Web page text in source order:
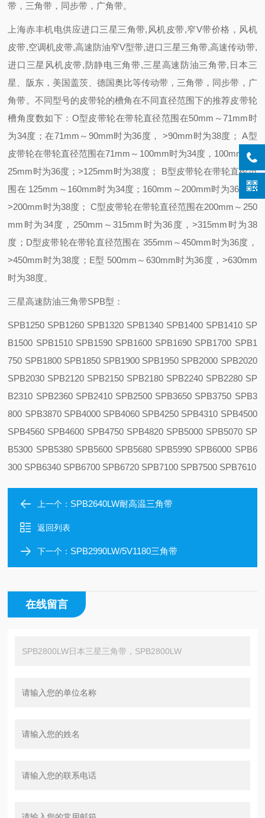
带，三角带，同步带，广角带。
上海赤丰机电供应进口三星三角带,风机皮带,窄V带价格，风机
皮带,空调机皮带,高速防油窄V型带,进口三星三角带,高速传动带,
进口三星风机皮带,防静电三角带,三星高速防油三角带,日本三
星、阪东，美国盖茨、德国奥比等传动带，三角带，同步带，广
角带。不同型号的皮带轮的槽角在不同直径范围下的推荐皮带轮
槽角度数如下：O型皮带轮在带轮直径范围在50mm～71mm时
为34度；在71mm～90mm时为36度， >90mm时为38度； A型
皮带轮在带轮直径范围在71mm～100mm时为34度，100mm～1
25mm时为36度；>125mm时为38度； B型皮带轮在带轮直径范
围在 125mm～160mm时为34度；160mm～200mm时为36度，
>200mm时为38度； C型皮带轮在带轮直径范围在200mm～250
mm时为34度，250mm～315mm时为36度，>315mm时为38
度；D型皮带轮在带轮直径范围在 355mm～450mm时为36度，
>450mm时为38度；E型 500mm～630mm时为36度，>630mm
时为38度。
三星高速防油三角带SPB型：
SPB1250 SPB1260 SPB1320 SPB1340 SPB1400 SPB1410 SP
B1500 SPB1510 SPB1590 SPB1600 SPB1690 SPB1700 SPB1
750 SPB1800 SPB1850 SPB1900 SPB1950 SPB2000 SPB2020
SPB2030 SPB2120 SPB2150 SPB2180 SPB2240 SPB2280 SP
B2310 SPB2360 SPB2410 SPB2500 SPB3650 SPB3750 SPB3
800 SPB3870 SPB4000 SPB4060 SPB4250 SPB4310 SPB4500
SPB4560 SPB4600 SPB4750 SPB4820 SPB5000 SPB5070 SP
B5300 SPB5380 SPB5600 SPB5680 SPB5990 SPB6000 SPB6
300 SPB6340 SPB6700 SPB6720 SPB7100 SPB7500 SPB7610
上一个： SPB2640LW耐高温三角带
返回列表
下一个： SPB2990LW/5V1180三角带
在线留言